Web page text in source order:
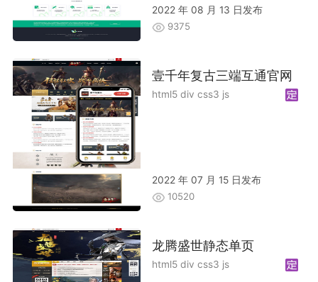
2022 年 08 月 13 日发布
9375
壹千年复古三端互通官网
html5 div css3 js
2022 年 07 月 15 日发布
10520
龙腾盛世静态单页
html5 div css3 js